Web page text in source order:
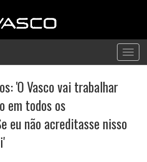
'O Vasco vai trabalhar
em todos os
eu não acreditasse nisso